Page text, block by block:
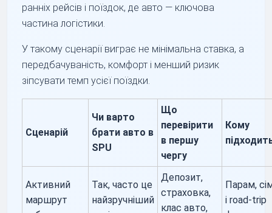
ранніх рейсів і поїздок, де авто — ключова
частина логістики.
У такому сценарії виграє не мінімальна ставка, а
передбачуваність, комфорт і менший ризик
зіпсувати темп усієї поїздки.
Сценарій
Чи варто
брати авто в
SPU
Що
перевірити
в першу
чергу
Кому
Активний
маршрут
Так, часто це
найзручніший
Депозит,
страховка,
клас авто,
Парам,
і road-trip